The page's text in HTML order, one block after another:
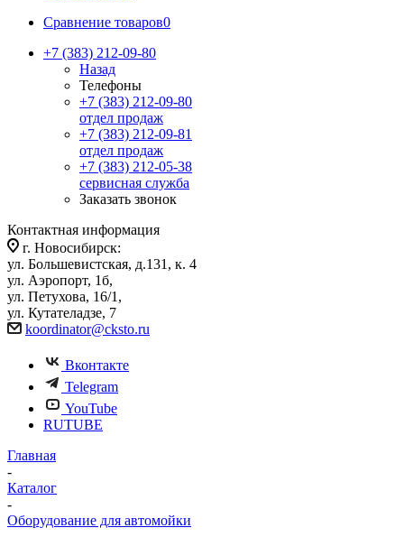
Сравнение товаров0
+7 (383) 212-09-80
Назад
Телефоны
+7 (383) 212-09-80
отдел продаж
+7 (383) 212-09-81
отдел продаж
+7 (383) 212-05-38
сервисная служба
Заказать звонок
Контактная информация
г. Новосибирск:
ул. Большевистская, д.131, к. 4
ул. Аэропорт, 1б,
ул. Петухова, 16/1,
ул. Кутателадзе, 7
koordinator@cksto.ru
Вконтакте
Telegram
YouTube
RUTUBE
Главная
-
Каталог
-
Оборудование для автомойки